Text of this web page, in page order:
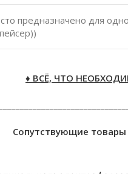
предназначено для
♦ ВСЁ, ЧТО
Сопутствующие товары